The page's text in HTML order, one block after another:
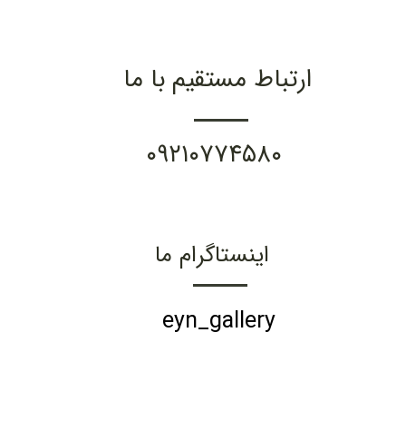
ارتباط مستقیم با ما
۰۹۲۱۰۷۷۴۵۸۰
اینستاگرام ما
eyn_gallery